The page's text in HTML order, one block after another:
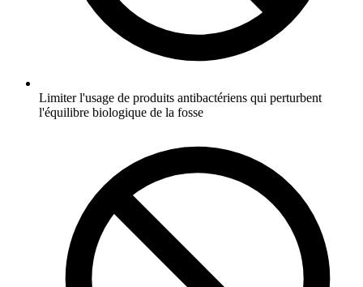
Limiter l'usage de produits antibactériens qui perturbent
l'équilibre biologique de la fosse